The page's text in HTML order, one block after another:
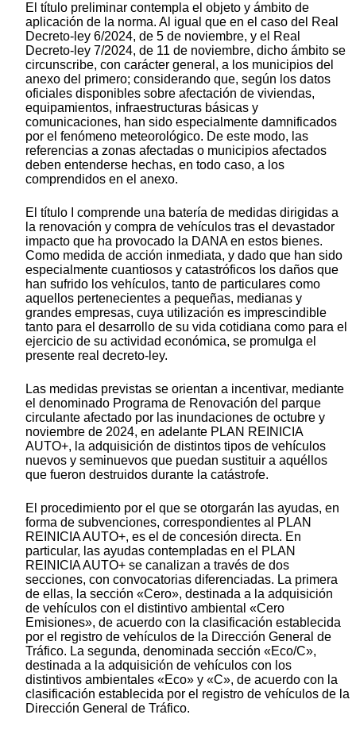
El título preliminar contempla el objeto y ámbito de
aplicación de la norma. Al igual que en el caso del Real
Decreto-ley 6/2024, de 5 de noviembre, y el Real
Decreto-ley 7/2024, de 11 de noviembre, dicho ámbito se
circunscribe, con carácter general, a los municipios del
anexo del primero; considerando que, según los datos
oficiales disponibles sobre afectación de viviendas,
equipamientos, infraestructuras básicas y
comunicaciones, han sido especialmente damnificados
por el fenómeno meteorológico. De este modo, las
referencias a zonas afectadas o municipios afectados
deben entenderse hechas, en todo caso, a los
comprendidos en el anexo.
El título I comprende una batería de medidas dirigidas a
la renovación y compra de vehículos tras el devastador
impacto que ha provocado la DANA en estos bienes.
Como medida de acción inmediata, y dado que han sido
especialmente cuantiosos y catastróficos los daños que
han sufrido los vehículos, tanto de particulares como
aquellos pertenecientes a pequeñas, medianas y
grandes empresas, cuya utilización es imprescindible
tanto para el desarrollo de su vida cotidiana como para el
ejercicio de su actividad económica, se promulga el
presente real decreto-ley.
Las medidas previstas se orientan a incentivar, mediante
el denominado Programa de Renovación del parque
circulante afectado por las inundaciones de octubre y
noviembre de 2024, en adelante PLAN REINICIA
AUTO+, la adquisición de distintos tipos de vehículos
nuevos y seminuevos que puedan sustituir a aquéllos
que fueron destruidos durante la catástrofe.
El procedimiento por el que se otorgarán las ayudas, en
forma de subvenciones, correspondientes al PLAN
REINICIA AUTO+, es el de concesión directa. En
particular, las ayudas contempladas en el PLAN
REINICIA AUTO+ se canalizan a través de dos
secciones, con convocatorias diferenciadas. La primera
de ellas, la sección «Cero», destinada a la adquisición
de vehículos con el distintivo ambiental «Cero
Emisiones», de acuerdo con la clasificación establecida
por el registro de vehículos de la Dirección General de
Tráfico. La segunda, denominada sección «Eco/C»,
destinada a la adquisición de vehículos con los
distintivos ambientales «Eco» y «C», de acuerdo con la
clasificación establecida por el registro de vehículos de la
Dirección General de Tráfico.